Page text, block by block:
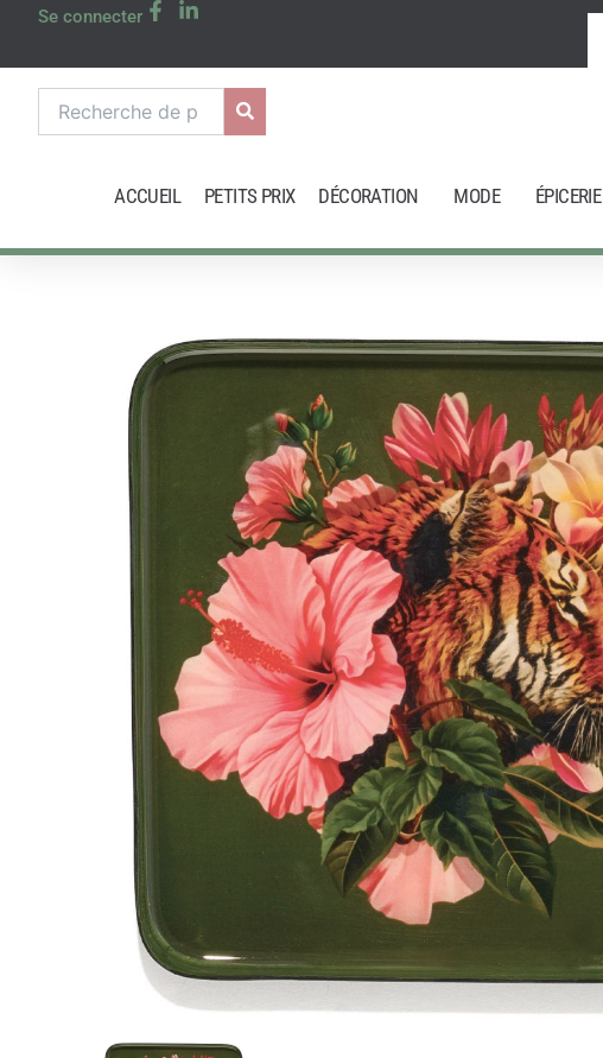
Se connecter
pour :
ACCUEIL PETITS PRIX DÉCORATION MODE ÉPICERIE